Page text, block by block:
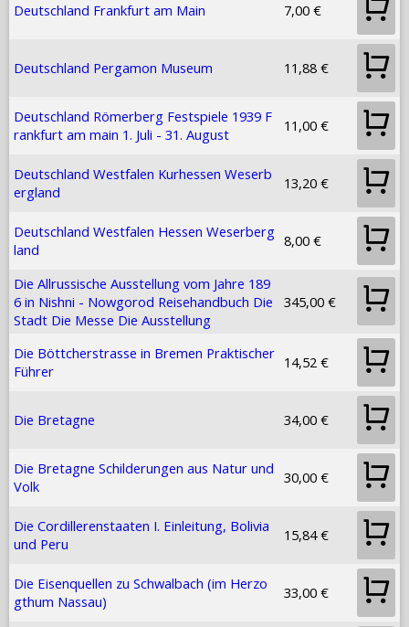
Deutschland Frankfurt am Main 7,00 €
Deutschland Pergamon Museum 11,88 €
Deutschland Römerberg Festspiele 1939 F
rankfurt am main 1. Juli - 31. August
11,00 €
Deutschland Westfalen Kurhessen Weserb
ergland
13,20 €
Deutschland Westfalen Hessen Weserberg
land
8,00 €
Die Allrussische Ausstellung vom Jahre 189
6 in Nishni - Nowgorod Reisehandbuch Die
Stadt Die Messe Die Ausstellung
345,00 €
Die Böttcherstrasse in Bremen Praktischer
Führer
14,52 €
Die Bretagne 34,00 €
Die Bretagne Schilderungen aus Natur und
Volk
30,00 €
Die Cordillerenstaaten I. Einleitung, Bolivia
und Peru
15,84 €
Die Eisenquellen zu Schwalbach (im Herzo
gthum Nassau)
33,00 €